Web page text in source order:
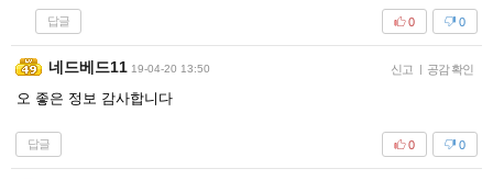
답글 0
0
네드베드11 19-04-20 13:50 신고 | 공감 확인
오 좋은 정보 감사합니다
답글 0
0